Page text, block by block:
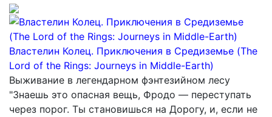
Властелин Колец. Приключения в Средиземье (The
Lord of the Rings: Journeys in Middle-Earth)
Выживание в легендарном фэнтезийном лесу
"Знаешь это опасная вещь, Фродо — переступать
через порог. Ты становишься на Дорогу, и, если не